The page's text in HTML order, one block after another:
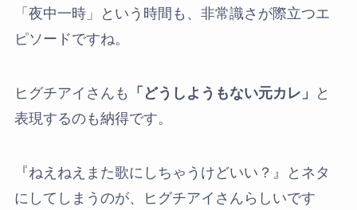
「夜中一時」という時間も、非常識さが際立つエ
ピソードですね。
ヒグチアイさんも 「どうしようもない元カレ」
と
表現するのも納得です。
『ねえねえまた歌にしちゃうけどいい？』とネタ
にしてしまうのが、ヒグチアイさんらしいです